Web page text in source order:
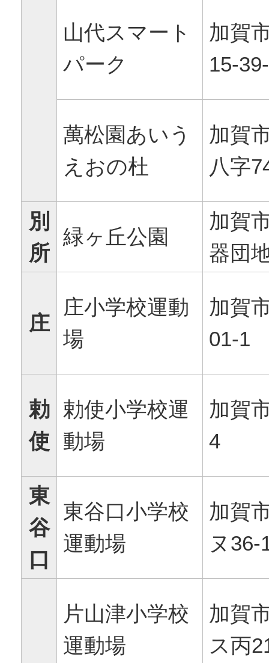
山代スマート
パーク
加賀
15-
萬松園あいう
えおの杜
加賀
八字
別
所
緑ヶ丘公園
加賀
器団
庄
庄小学校運動
場
加賀
01-1
勅
使
勅使小学校運
動場
加賀
4
東
谷
口
東谷口小学校
運動場
加賀
ヌ36-
片山津小学校
運動場
加賀
ス丙